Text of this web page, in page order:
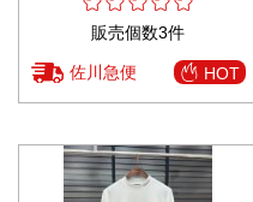
販売個数3件
佐川急便 HOT